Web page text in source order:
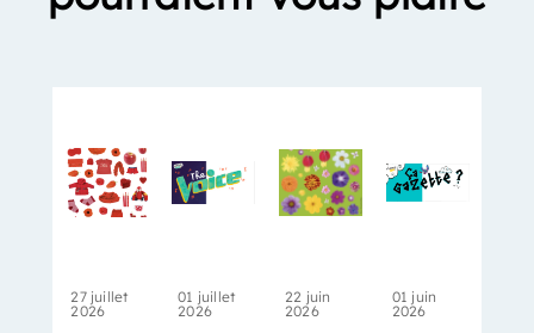
27 juillet
2026
01 juillet
2026
22 juin
2026
01 juin
2026